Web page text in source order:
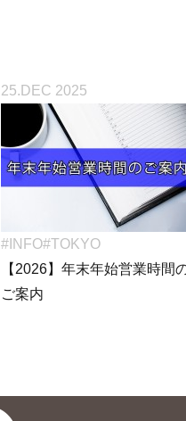
25.DEC 2025
#INFO#TOKYO
【2026】年末年始営業時間
ご案内